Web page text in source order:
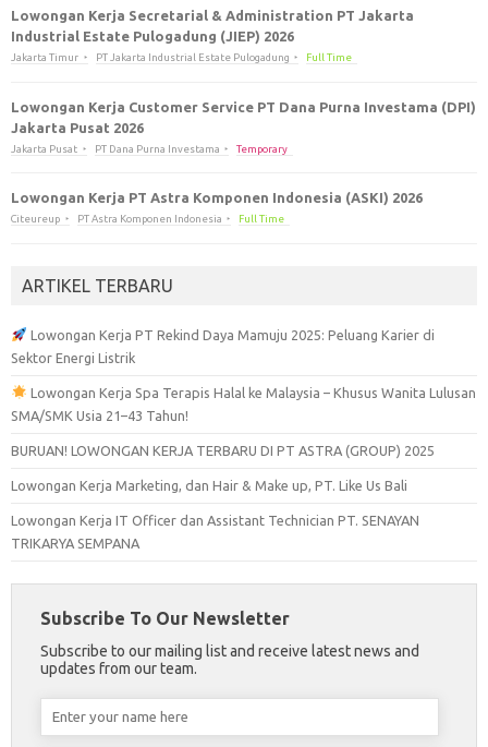
Lowongan Kerja Secretarial & Administration PT Jakarta
Industrial Estate Pulogadung (JIEP) 2026
Jakarta Timur PT Jakarta Industrial Estate Pulogadung Full Time
Lowongan Kerja Customer Service PT Dana Purna Investama (DPI)
Jakarta Pusat 2026
Jakarta Pusat PT Dana Purna Investama Temporary
Lowongan Kerja PT Astra Komponen Indonesia (ASKI) 2026
Citeureup PT Astra Komponen Indonesia Full Time
ARTIKEL TERBARU
Lowongan Kerja PT Rekind Daya Mamuju 2025: Peluang Karier di
Sektor Energi Listrik
Lowongan Kerja Spa Terapis Halal ke Malaysia – Khusus Wanita Lulusan
SMA/SMK Usia 21–43 Tahun!
BURUAN! LOWONGAN KERJA TERBARU DI PT ASTRA (GROUP) 2025
Lowongan Kerja Marketing, dan Hair & Make up, PT. Like Us Bali
Lowongan Kerja IT Officer dan Assistant Technician PT. SENAYAN
TRIKARYA SEMPANA
Subscribe To Our Newsletter
Subscribe to our mailing list and receive latest news and
updates from our team.